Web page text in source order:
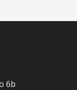
6b